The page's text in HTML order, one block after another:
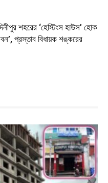
শহরের ‘হেস্টিংস হাউস’ হোক
প্রস্তাব বিধায়ক শঙ্করের